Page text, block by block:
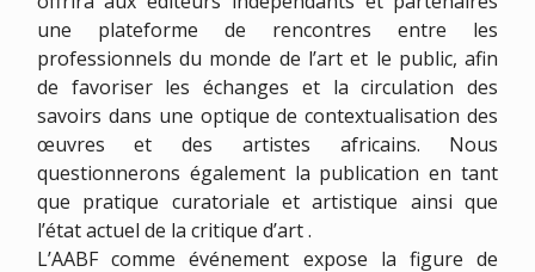
une plateforme de rencontres entre les
professionnels du monde de l’art et le public, afin
de favoriser les échanges et la circulation des
savoirs dans une optique de contextualisation des
œuvres et des artistes africains. Nous
questionnerons également la publication en tant
que pratique curatoriale et artistique ainsi que
l’état actuel de la critique d’art .
L’AABF comme événement expose la figure de